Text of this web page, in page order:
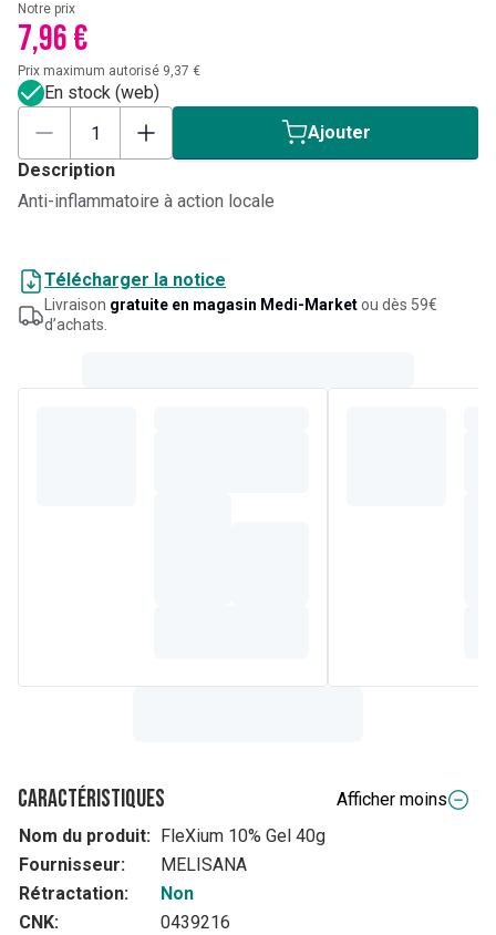
Notre prix
7,96 €
Prix maximum autorisé 9,37 €
En stock (web)
Ajouter
Description
Anti-inflammatoire à action locale
Télécharger la notice
Livraison gratuite en magasin Medi-Marketou dès 59€
d’achats.
Caractéristiques
Afficher moins
Nom du produit: FleXium 10% Gel 40g
Fournisseur:
MELISANA
Rétractation:
Non
CNK:
0439216